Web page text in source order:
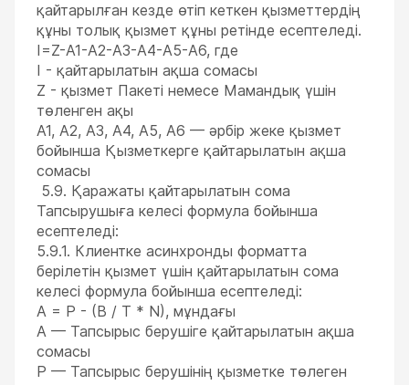
қайтарылған кезде өтіп кеткен қызметтердің
құны толық қызмет құны ретінде есептеледі.
I=Z-А1-А2-А3-А4-А5-А6, где
I - қайтарылатын ақша сомасы
Z - қызмет Пакеті немесе Мамандық үшін
төленген ақы
А1, А2, А3, А4, А5, А6 — әрбір жеке қызмет
бойынша Қызметкерге қайтарылатын ақша
сомасы
5.9. Қаражаты қайтарылатын сома
Тапсырушыға келесі формула бойынша
есептеледі:
5.9.1. Клиентке асинхронды форматта
берілетін қызмет үшін қайтарылатын сома
келесі формула бойынша есептеледі:
A = P - (B / T * N), мұндағы
А — Тапсырыс берушіге қайтарылатын ақша
сомасы
P — Тапсырыс берушінің қызметке төлеген